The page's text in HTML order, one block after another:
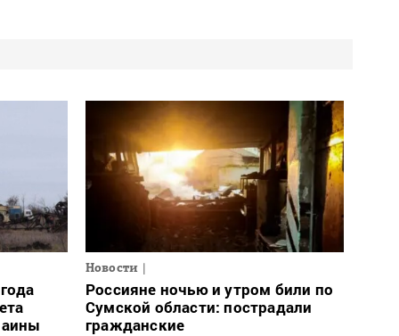
Новости
Россияне ночью и утром били по
Сумской области: пострадали
гражданские